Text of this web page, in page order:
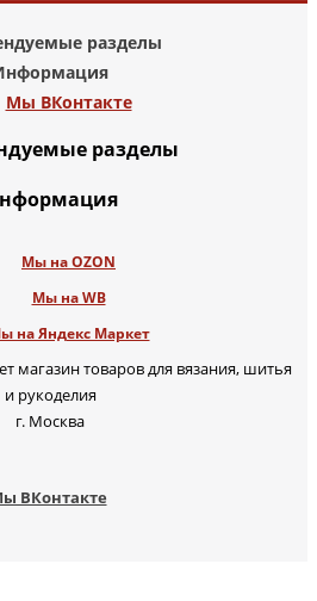
разделы
Мы ВКонтакте
разделы
Мы на OZON
Мы на WB
на Яндекс Маркет
магазин товаров для вязания, шитья
и рукоделия
г. Москва
ВКонтакте